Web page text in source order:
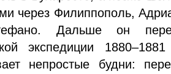
через Филиппополь,
Дальше он
экспедиции
непростые будни: